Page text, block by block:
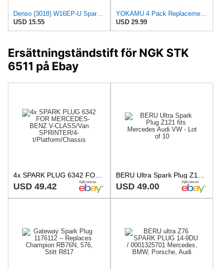
Denso (3018) W16EP-U Spark Plugs, Pack of 4
USD 15.55
YOKAMU 4 Pack Replacement 4265 Spark Plug for NGK 2757 3239 6578 6928 for Champion 2404 308 404
USD 29.99
Ersättningständstift för NGK STK
6511 på Ebay
4x SPARK PLUG 6342 FOR MERCEDES-BENZ V-CLASS/Van SPRINTER/4-t/Platform/Chassis
USD 49.42 USD 49.00